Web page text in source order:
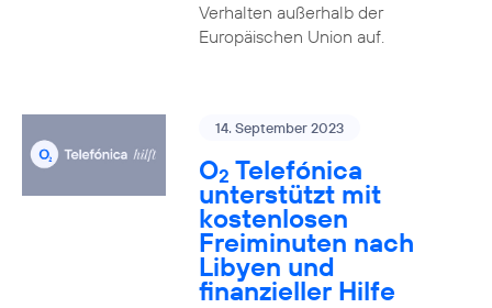
Verhalten außerhalb der
Europäischen Union auf.
14. September 2023
O2 Telefónica
unterstützt mit
kostenlosen
Freiminuten nach
Libyen und
finanzieller Hilfe